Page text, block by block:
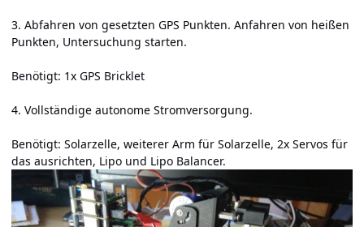
3. Abfahren von gesetzten GPS Punkten. Anfahren von heißen
Punkten, Untersuchung starten.
Benötigt: 1x GPS Bricklet
4. Vollständige autonome Stromversorgung.
Benötigt: Solarzelle, weiterer Arm für Solarzelle, 2x Servos für
das ausrichten, Lipo und Lipo Balancer.